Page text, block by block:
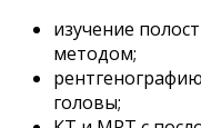
изучение
методом;
головы;